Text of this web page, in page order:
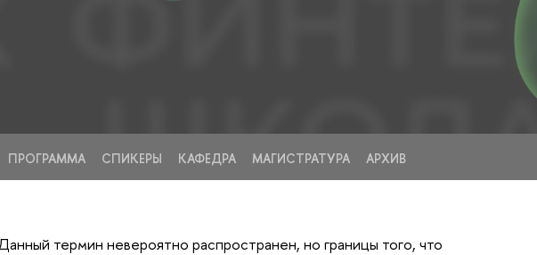
ПРОГРАММА СПИКЕРЫ КАФЕДРА МАГИСТРАТУРА АРХИВ
термин невероятно распространен, но границы того, что